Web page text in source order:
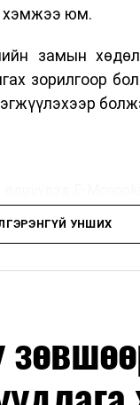
хэмжээ юм.
замын
зорилгоор
E-
баг
эхэлнэ.
УНШИХ